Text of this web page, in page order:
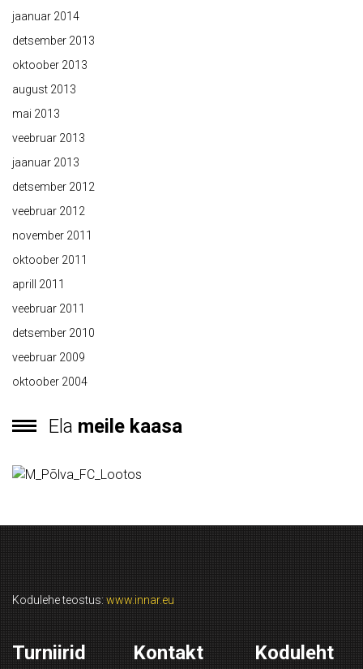
jaanuar 2014
detsember 2013
oktoober 2013
august 2013
mai 2013
veebruar 2013
jaanuar 2013
detsember 2012
veebruar 2012
november 2011
oktoober 2011
aprill 2011
veebruar 2011
detsember 2010
veebruar 2009
oktoober 2004
Ela meile kaasa
Kodulehe teostus: www.innar.eu
Turniirid Kontakt Koduleht